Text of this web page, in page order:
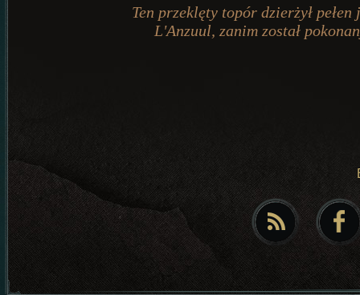
Ten przeklęty topór dzierżył
L'Anzuul, zanim został